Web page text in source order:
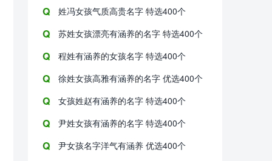
姓冯女孩气质高贵名字 特选400个
苏姓女孩漂亮有涵养的名字 特选400个
程姓有涵养的女孩名字 特选400个
徐姓女孩高雅有涵养的名字 优选400个
女孩姓赵有涵养的名字 特选400个
尹姓女孩有涵养的名字 特选400个
尹女孩名字洋气有涵养 优选400个